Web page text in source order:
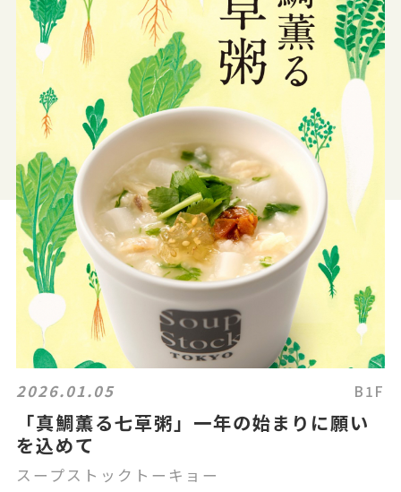
2026.01.05 B1F
「真鯛薫る七草粥」一年の始まりに願い
を込めて
スープストックトーキョー